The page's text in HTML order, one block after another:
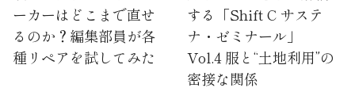
ーカーはどこまで直せ
るのか？編集部員が各
種リペアを試してみた
する「Shift C サステ
ナ・ゼミナール」
Vol.4 服と“土地利用”の
密接な関係